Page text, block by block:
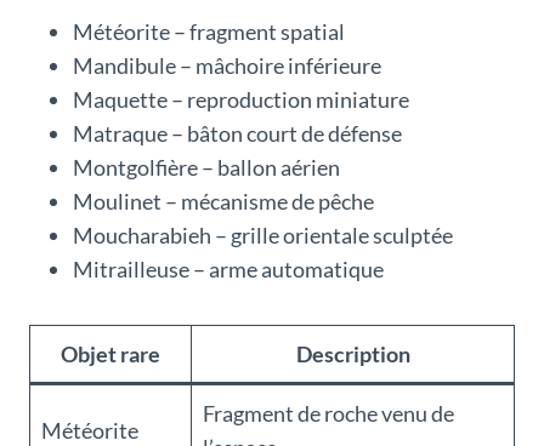
Météorite – fragment spatial
Mandibule – mâchoire inférieure
Maquette – reproduction miniature
Matraque – bâton court de défense
Montgolfière – ballon aérien
Moulinet – mécanisme de pêche
Moucharabieh – grille orientale sculptée
Mitrailleuse – arme automatique
Objet rare Description
Météorite
Fragment de roche venu de